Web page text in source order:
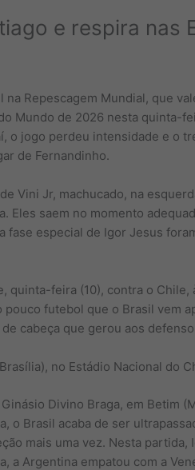
e respira nas
Repescagem Mundial, que
Mundo de 2026 nesta quinta-
o jogo perdeu intensidade e o
de Fernandinho.
Vini Jr, machucado, na
Eles saem no momento
especial de Igor Jesus
feira (10), contra o Chile,
futebol que o Brasil vem
cabeça que gerou aos
no Estádio Nacional do
Divino Braga, em Betim
o Brasil acaba de ser
mais uma vez. Nesta
Argentina empatou com a